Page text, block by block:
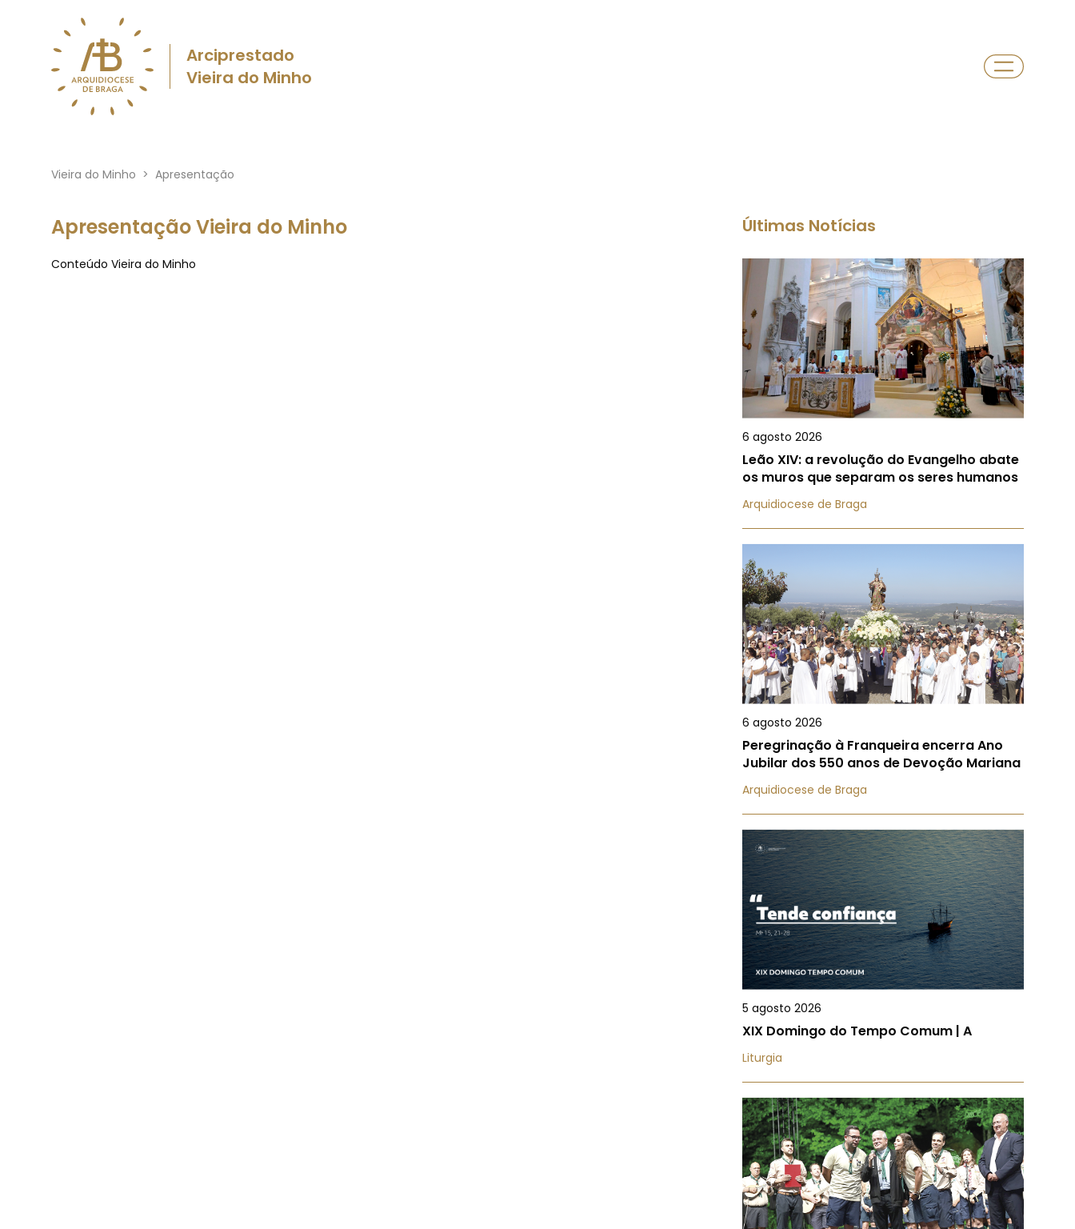
Arciprestado
Vieira do Minho
Vieira do Minho > Apresentação
Apresentação Vieira do Minho
Conteúdo Vieira do Minho
Últimas Notícias
6 agosto 2026
Leão XIV: a revolução do Evangelho abate
os muros que separam os seres humanos
Arquidiocese de Braga
6 agosto 2026
Peregrinação à Franqueira encerra Ano
Jubilar dos 550 anos de Devoção Mariana
Arquidiocese de Braga
5 agosto 2026
XIX Domingo do Tempo Comum | A
Liturgia